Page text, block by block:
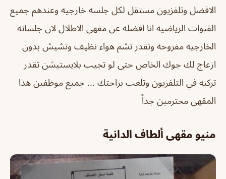
الافضل وتلفزيون مستقل لكل جلسه خارجيه وعندهم جميع
القنوات الرياضيه انا افضله عن مقهى الاطلال لان جلساته
الخارجيه مفروحه وتقدر تشم هواء نظيف وتشيش بدون
ازعاج لك جوك الخاص حتى لو تجيب بلايستيشن تقدر
تركبه في التلفزيون وتلعب براحتك … جميع موظفين هذا
المقهى محترمين جداً
منيو مقهى ألطاف الدانية